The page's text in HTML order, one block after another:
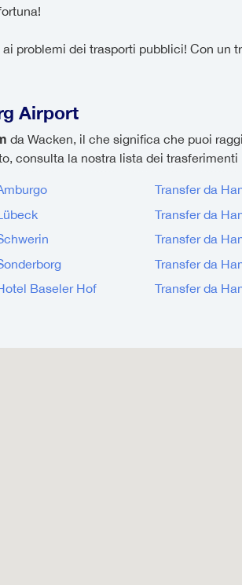
problemi dei trasporti pubblici! Con un
Airport
da Wacken, il che significa che puoi
consulta la nostra lista dei
Transfer da
Transfer da
Transfer da
Transfer da
Baseler Hof
Transfer da